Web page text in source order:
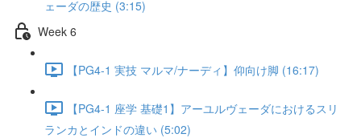
ェーダの歴史 (3:15)
Week 6
【PG4-1 実技 マルマ/ナーディ】仰向け脚 (16:17)
【PG4-1 座学 基礎1】アーユルヴェーダにおけるスリ
ランカとインドの違い (5:02)